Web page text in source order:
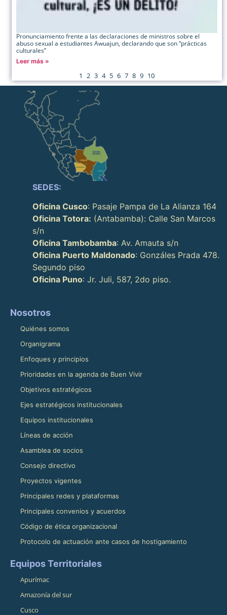
Pronunciamiento frente a las declaraciones de ministros sobre el
abuso sexual a estudiantes Awuajun, declarando que son “prácticas
culturales”
Leer más »
1 2 3 4 5 6 7 8 9 10
SEDES:
Oficina Cusco: Pasaje Pampa de La Alianza 164
Oficina Totora: (Antabamba): Calle San Marcos
s/n
Oficina Tambobamba: Av. Amauta s/n
Oficina Puerto Maldonado: Gonzáles Prada 478.
Segundo piso
Oficina Puno: Jr. Juli, 587, 2do piso.
Nosotros
Quiénes somos
Organigrama
Enfoques y principios
Prioridades en la agenda de Buen Vivir
Objetivos estratégicos
Ejes estratégicos institucionales
Equipos institucionales
Líneas de acción
Asamblea de socios
Consejo directivo
Proyectos vigentes
Principales redes y plataformas
Principales convenios y acuerdos
Código de ética organizacional
Protocolo de actuación ante casos de hostigamiento
Equipos Territoriales
Apurímac
Amazonía del sur
Cusco